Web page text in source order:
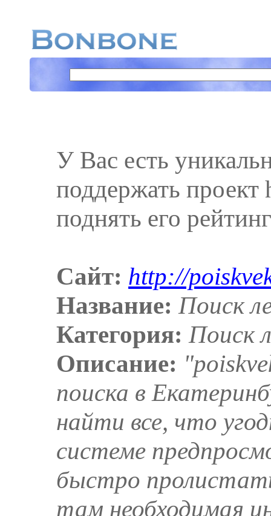
У Вас есть
поддержать
поднять его
Сайт: http://
Название: Поиск
Категория: Поиск
Описание:
поиска в
найти все, что
системе
быстро
там необходимая